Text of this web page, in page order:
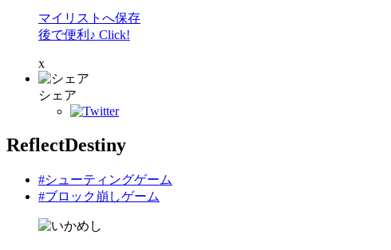
マイリストへ保存
後で便利♪ Click!
x
シェア
ReflectDestiny
#シューティングゲーム
#ブロック崩しゲーム